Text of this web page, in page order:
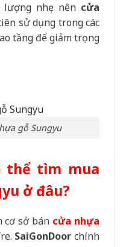
nhẹ nên cửa
sử dụng trong các
tầng để giảm trọng
gỗ Sungyu
thể tìm mua
ở đâu?
cơ sở bán cửa nhựa
SaiGonDoor chính